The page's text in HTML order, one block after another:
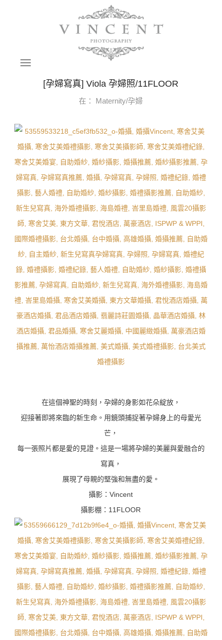
[孕婦寫真] Viola 孕婦照/11FLOOR
在： Maternity/孕婦
在這個神聖的時刻，孕婦的身影如花朵綻放，
迎接著即將來臨的新生命。用鏡頭捕捉著孕婦身上的母愛光
芒，
每一張照片都是愛的見證。這是一場將孕婦的美麗與愛融合的
寫真，
展現了母親的堅強和無盡的愛。
攝影：Vincent
攝影棚：11FLOOR